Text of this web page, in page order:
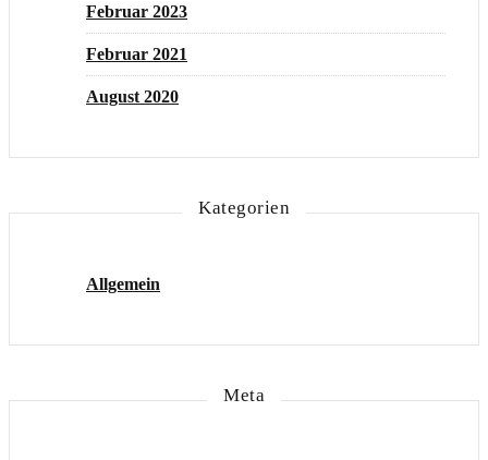
Februar 2023
Februar 2021
August 2020
Kategorien
Allgemein
Meta